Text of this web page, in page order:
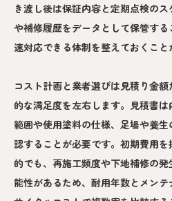
き渡し後は保証内容と定期点検の
や補修履歴をデータとして保管す
速対応できる体制を整えておくこと
コスト計画と業者選びは見積り金
的な満足度を左右します。見積書
範囲や使用塗料の仕様、足場や養
認することが必要です。初期費用
的でも、再施工頻度や下地補修の
能性があるため、耐用年数とメン